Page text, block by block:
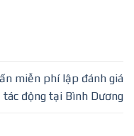
miễn phí lập đánh giá
tác động tại Bình Dương